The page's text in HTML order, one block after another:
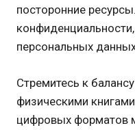
посторонние
персональных
Стремитесь к
физическими
цифровых форматов